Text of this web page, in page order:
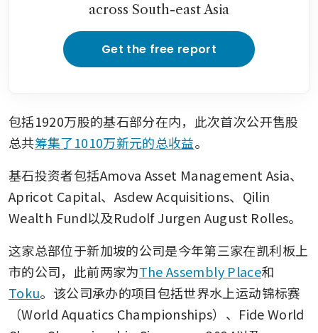
across South-east Asia
Get the free report
包括1920万股的基石部分在内，此次首次公开售股
总共筹集了1010万新元的总收益。
基石投资者包括Amova Asset Management Asia、
Apricot Capital、Asdew Acquisitions、Qilin
Wealth Fund以及Rudolf Jurgen August Rolles。
这家总部位于新加坡的公司是今年第三家在凯利板上
市的公司，此前两家为The Assembly Place和
Toku。该公司承办的项目包括世界水上运动锦标赛
（World Aquatics Championships）、Fide World